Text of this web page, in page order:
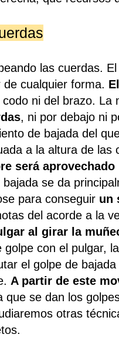
las cuerdas.
cualquier forma.
codo ni del brazo.
, ni por debajo ni
de bajada del
a la altura de
será aprovechado
se da
para conseguir un
del acorde a la
al girar la
golpe con el pulgar,
el golpe de
A partir de este
que se dan los
otras